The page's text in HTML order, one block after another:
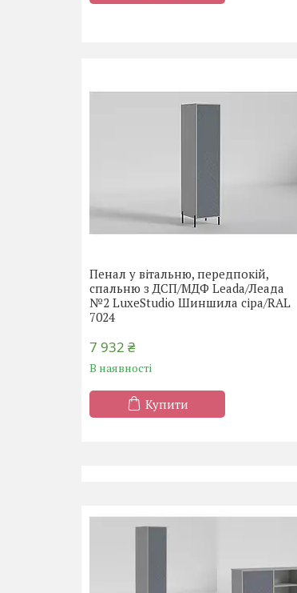
Пенал у вітальню, передпокій,
спальню з ДСП/МДФ Leada/Леада
№2 LuxeStudio Шиншила сіра/RAL
7024
7 932 ₴
В наявності
Купити